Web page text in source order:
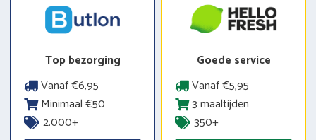
Top bezorging
Vanaf €6,95
Minimaal €50
2.000+
Goede service
Vanaf €5,95
3 maaltijden
350+